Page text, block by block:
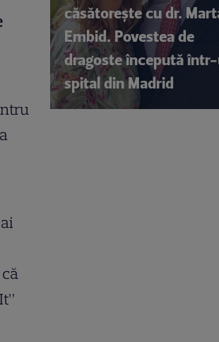
căsătorește cu dr.
Embid. Povestea de
dragoste începută
spital din Madrid